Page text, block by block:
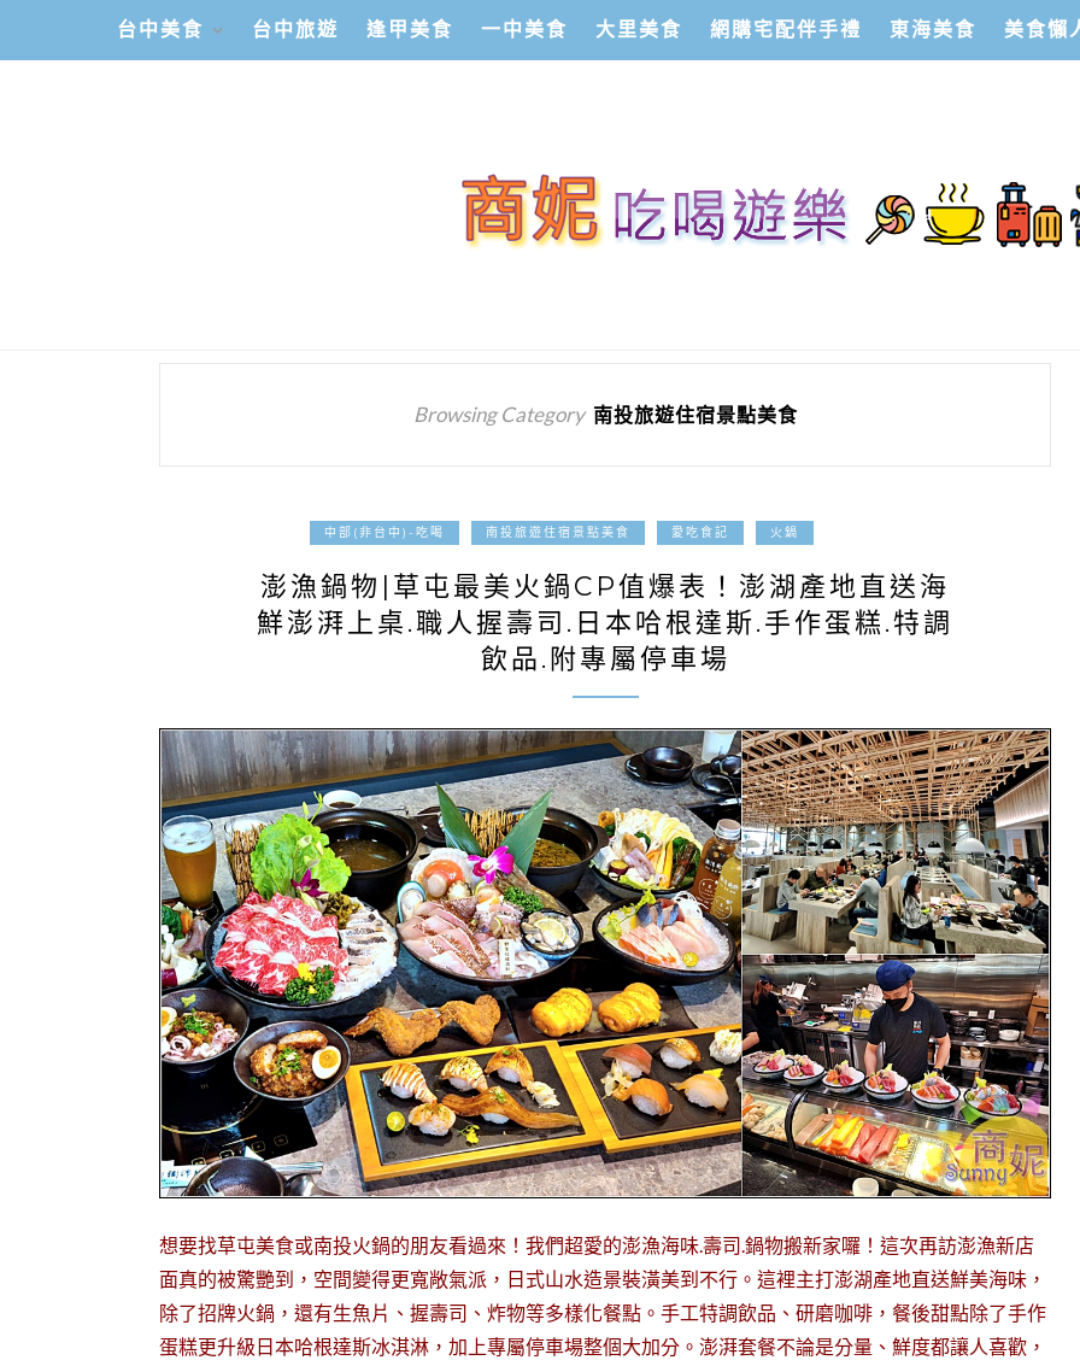
台中美食 台中旅遊 逢甲美食 一中美食 大里美食 網購宅配伴手禮 東海美食 美食懶
Browsing Category 南投旅遊住宿景點美食
中部(非台中)-吃喝 南投旅遊住宿景點美食 愛吃食記 火鍋
澎漁鍋物|草屯最美火鍋CP值爆表！澎湖產地直送海
鮮澎湃上桌.職人握壽司.日本哈根達斯.手作蛋糕.特調
飲品.附專屬停車場
想要找草屯美食或南投火鍋的朋友看過來！我們超愛的澎漁海味.壽司.鍋物搬新家囉！這次再訪澎漁新店
面真的被驚艷到，空間變得更寬敞氣派，日式山水造景裝潢美到不行。這裡主打澎湖產地直送鮮美海味，
除了招牌火鍋，還有生魚片、握壽司、炸物等多樣化餐點。手工特調飲品、研磨咖啡，餐後甜點除了手作
蛋糕更升級日本哈根達斯冰淇淋，加上專屬停車場整個大加分。澎湃套餐不論是分量、鮮度都讓人喜歡，